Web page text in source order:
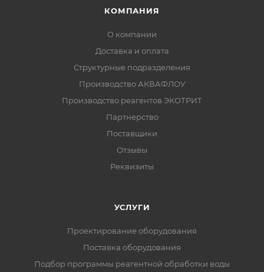
КОМПАНИЯ
О компании
Доставка и оплата
Структурные подразделения
Производство АКВАФЛОУ
Производство реагентов ЭКОТРИТ
Партнерство
Поставщики
Отзывы
Реквизиты
УСЛУГИ
Проектирование оборудования
Поставка оборудования
Подбор программы реагентной обработки воды